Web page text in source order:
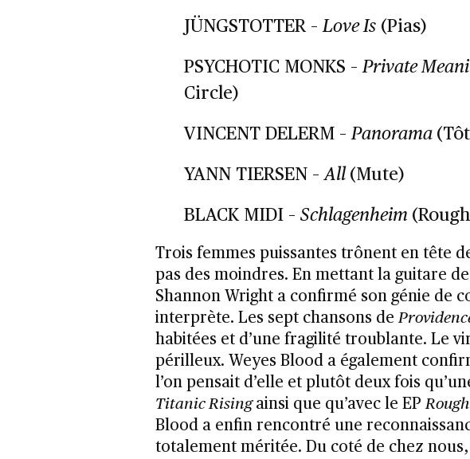
JÜNGSTOTTER – Love Is(Pias)
PSYCHOTIC MONKS – Private
Circle)
VINCENT DELERM – Panorama
YANN TIERSEN – All (Mute)
BLACK MIDI – Schlagenheim
Trois femmes puissantes trônent en tête
pas des moindres. En mettant la guitare
Shannon Wright a confirmé son génie de
interprète. Les sept chansons de
habitées et d’une fragilité troublante. Le
périlleux. Weyes Blood a également
l’on pensait d’elle et plutôt deux fois
Titanic Rising ainsi que qu’avec le EP
Blood a enfin rencontré une
totalement méritée. Du coté de chez